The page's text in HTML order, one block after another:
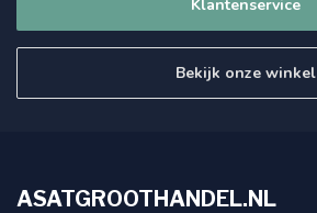
Klantenservice
Bekijk onze winkel
ASATGROOTHANDEL.NL